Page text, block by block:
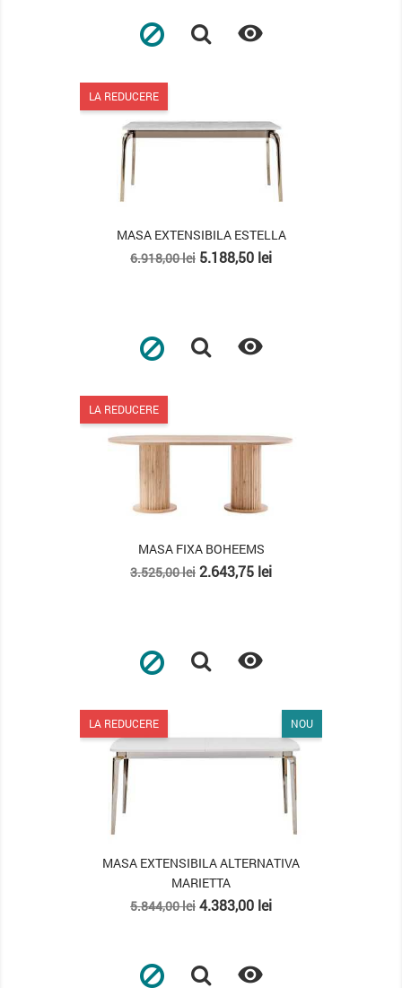

LA REDUCERE
MASA EXTENSIBILA ESTELLA
Pret
6.918,00 lei Pret
5.188,50 lei

LA REDUCERE
MASA FIXA BOHEEMS
Pret
3.525,00 lei Pret
2.643,75 lei

LA REDUCERE NOU
MASA EXTENSIBILA ALTERNATIVA
MARIETTA
Pret
5.844,00 lei Pret
4.383,00 lei
